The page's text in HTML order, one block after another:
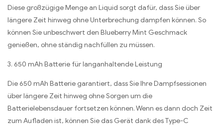
Diese großzügige Menge an Liquid sorgt dafür, dass Sie über
längere Zeit hinweg ohne Unterbrechung dampfen können. So
können Sie unbeschwert den Blueberry Mint Geschmack
genießen, ohne ständig nachfüllen zu müssen.
3. 650 mAh Batterie für langanhaltende Leistung
Die 650 mAh Batterie garantiert, dass Sie Ihre Dampfsessionen
über längere Zeit hinweg ohne Sorgen um die
Batterielebensdauer fortsetzen können. Wenn es dann doch Zeit
zum Aufladen ist, können Sie das Gerät dank des Type-C